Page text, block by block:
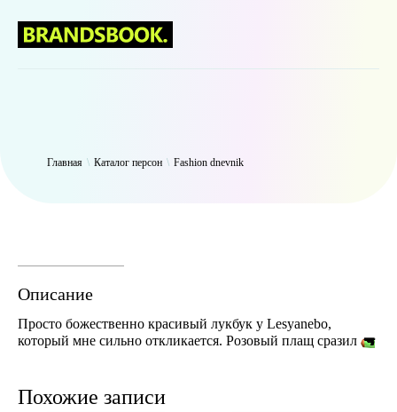
Главная \ Каталог персон \ Fashion dnevnik
Описание
Просто божественно красивый лукбук у Lesyanebo,
который мне сильно откликается. Розовый плащ сразил 🔫
Похожие записи